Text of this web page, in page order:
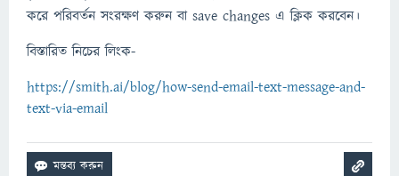
করে পরিবর্তন সংরক্ষণ করুন বা save changes এ ক্লিক করবেন।
বিস্তারিত নিচের লিংক-
https://smith.ai/blog/how-send-email-text-message-and-
text-via-email